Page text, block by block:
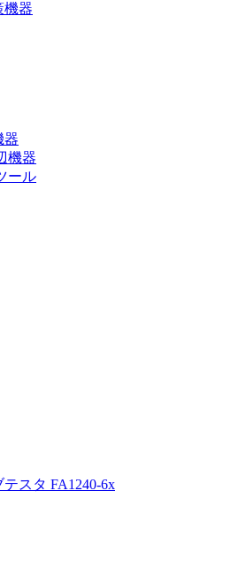
機器
器
機器
ール
スタ FA1240-6x